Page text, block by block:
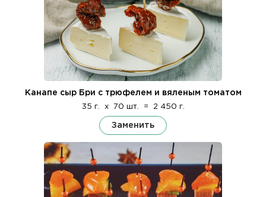
Канапе сыр Бри с трюфелем и вяленым томатом
35 г. x 70 шт. = 2 450 г.
Заменить